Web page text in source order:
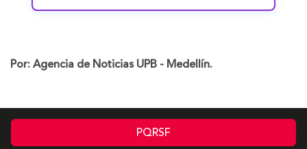
Por: Agencia de Noticias UPB - Medellín.
PQRSF